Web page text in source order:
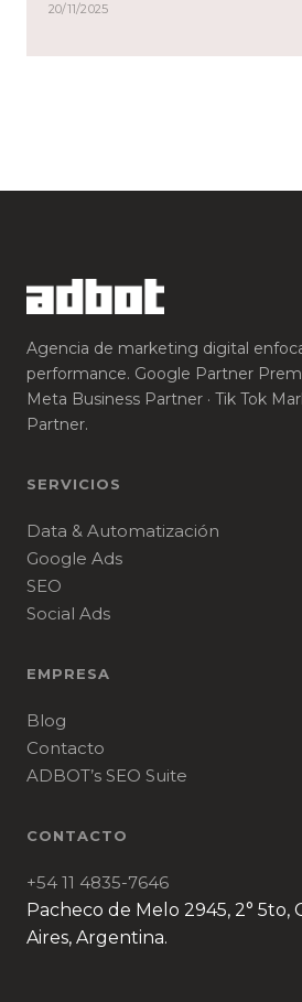
20/11/2025
Agencia de marketing digital
performance. Google Partner
Meta Business Partner · Tik Tok
Partner.
SERVICIOS
Data & Automatización
Google Ads
SEO
Social Ads
EMPRESA
Blog
Contacto
ADBOT’s SEO Suite
CONTACTO
+54 11 4835-7646
Pacheco de Melo 2945, 2° 5to,
Aires, Argentina.